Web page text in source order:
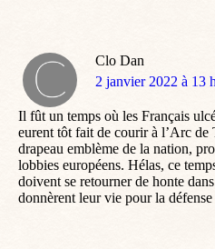
Clo Dan
dit
2 janvier 2022 à 13
Il fût un temps où les Français
eurent tôt fait de courir à l’Arc de
drapeau emblème de la nation,
lobbies européens. Hélas, ce
doivent se retourner de honte
donnèrent leur vie pour la défense